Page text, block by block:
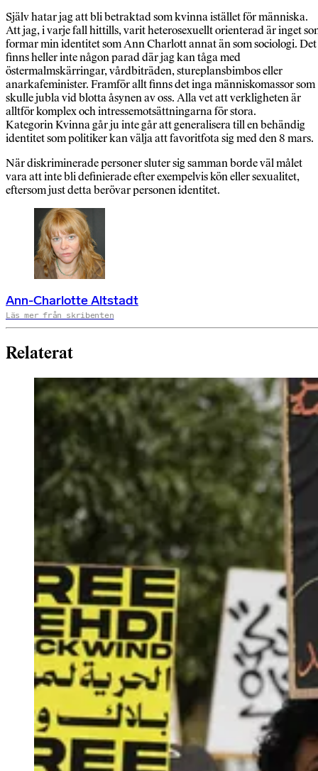
Själv hatar jag att bli betraktad som kvinna istället för människa.
Att jag, i varje fall hittills, varit heterosexuellt orienterad är inget
formar min identitet som Ann Charlott annat än som sociologi. Det
finns heller inte någon parad där jag kan tåga med
östermalmskärringar, vårdbiträden, stureplansbimbos eller
anarkafeminister. Framför allt finns det inga människomassor som
skulle jubla vid blotta åsynen av oss. Alla vet att verkligheten är
alltför komplex och intressemotsättningarna för stora.
Kategorin Kvinna går ju inte går att generalisera till en behändig
identitet som politiker kan välja att favoritfota sig med den 8 mars.
När diskriminerade personer sluter sig samman borde väl målet
vara att inte bli definierade efter exempelvis kön eller sexualitet,
eftersom just detta berövar personen identitet.
Ann-Charlotte Altstadt
Läs mer från skribenten
Relaterat